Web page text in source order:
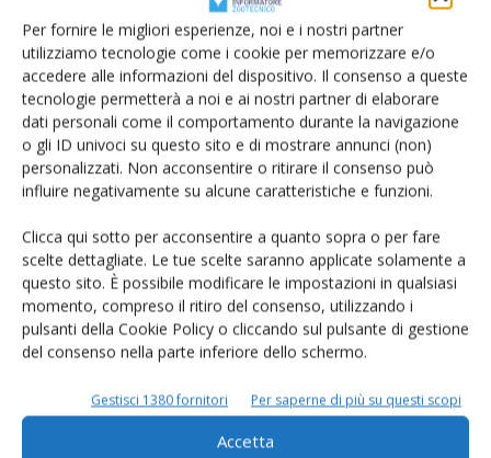
Per fornire le migliori esperienze, noi e i nostri partner
utilizziamo tecnologie come i cookie per memorizzare e/o
accedere alle informazioni del dispositivo. Il consenso a queste
tecnologie permetterà a noi e ai nostri partner di elaborare
dati personali come il comportamento durante la navigazione
o gli ID univoci su questo sito e di mostrare annunci (non)
personalizzati. Non acconsentire o ritirare il consenso può
influire negativamente su alcune caratteristiche e funzioni.
Clicca qui sotto per acconsentire a quanto sopra o per fare
scelte dettagliate. Le tue scelte saranno applicate solamente a
questo sito. È possibile modificare le impostazioni in qualsiasi
momento, compreso il ritiro del consenso, utilizzando i
pulsanti della Cookie Policy o cliccando sul pulsante di gestione
del consenso nella parte inferiore dello schermo.
Gestisci 1380 fornitori Per saperne di più su questi scopi
Accetta
Gruppo GranTerre, nel 2023 oltre un
miliardo e mezzo di fatturato
LASCIA UN COMMENTO